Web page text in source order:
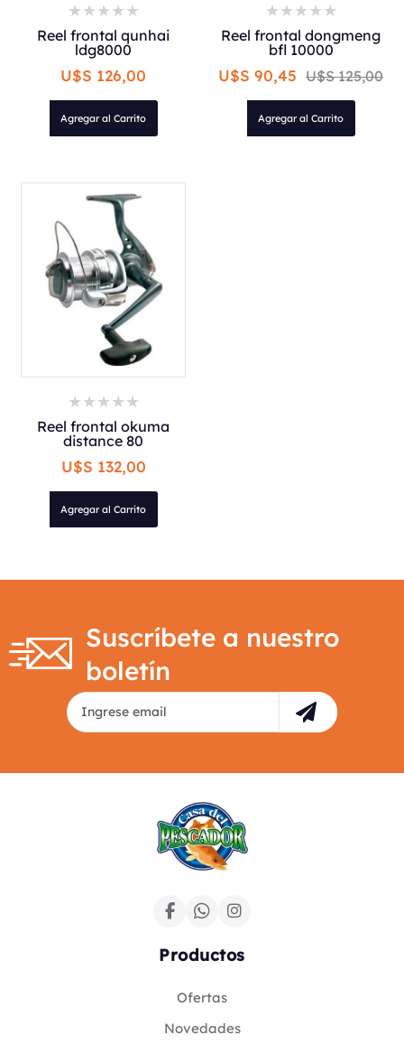
Reel frontal qunhai
ldg8000
U$S 126,00
Agregar al Carrito
Reel frontal dongmeng
bfl 10000
U$S 90,45 U$S 125,00
Agregar al Carrito
Reel frontal okuma
distance 80
U$S 132,00
Agregar al Carrito
Suscríbete a nuestro
boletín
Productos
Ofertas
Novedades